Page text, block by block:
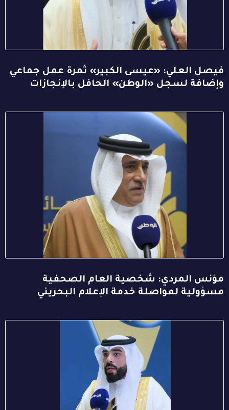
فيصل العلي: «عيسى الكبير» ثمرة عمل جماعي
وإضافة لسجل «الوطن» الحافل بالإنجازات
مؤنس المردي: شخصية العام الصحفية
مسؤولية لمواصلة خدمة الإعلام البحريني